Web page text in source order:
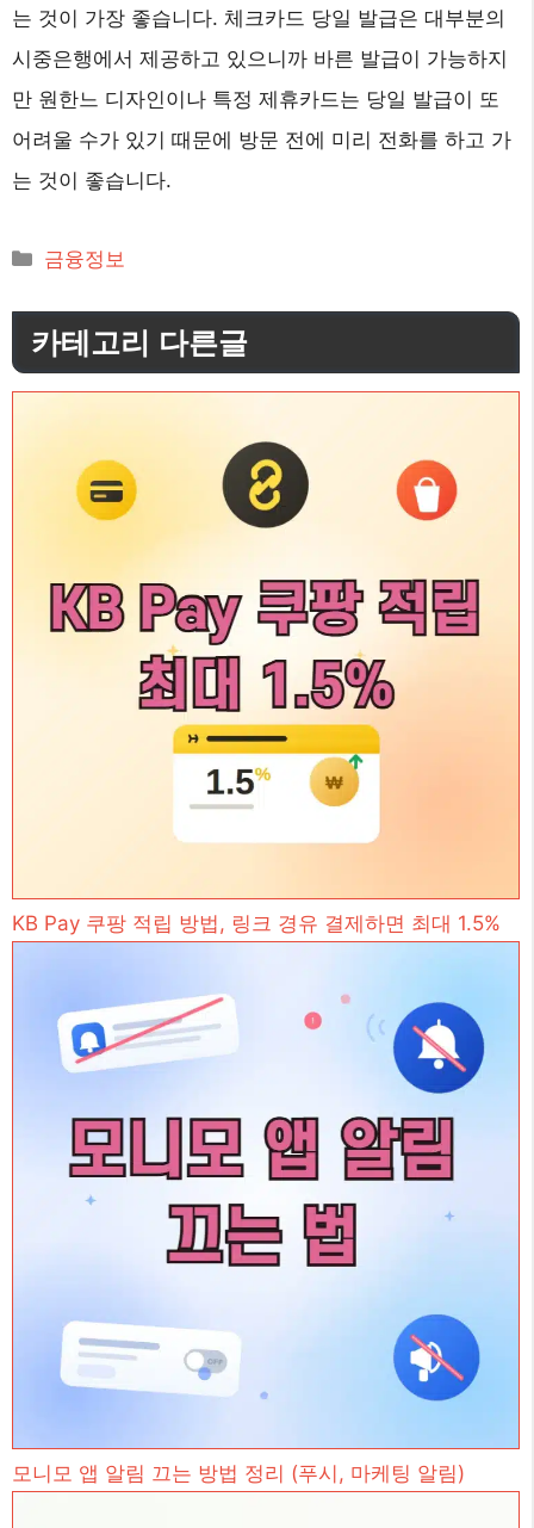
는 것이 가장 좋습니다. 체크카드 당일 발급은 대부분의
시중은행에서 제공하고 있으니까 바른 발급이 가능하지
만 원한느 디자인이나 특정 제휴카드는 당일 발급이 또
어려울 수가 있기 때문에 방문 전에 미리 전화를 하고 가
는 것이 좋습니다.
카
고
리
금융정보
카테고리 다른글
KB Pay 쿠팡 적립 방법, 링크 경유 결제하면 최대 1.5%
모니모 앱 알림 끄는 방법 정리 (푸시, 마케팅 알림)